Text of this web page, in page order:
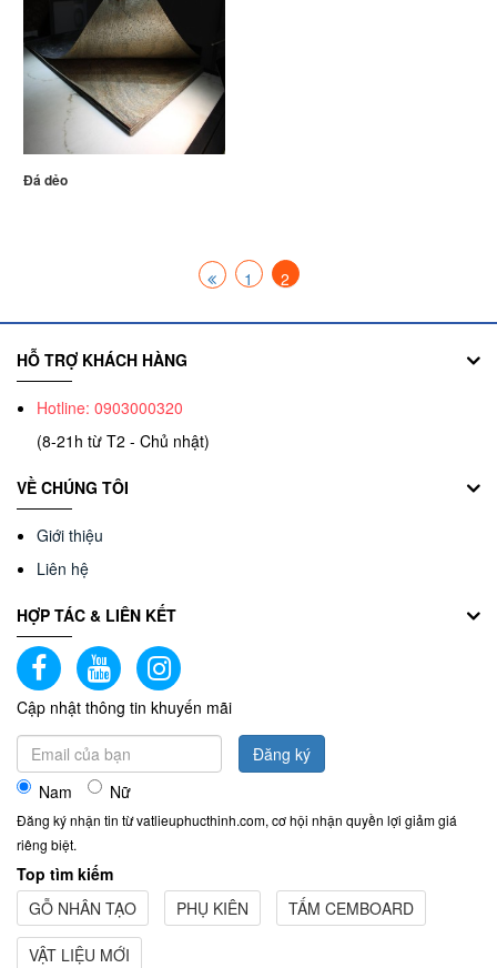
Đá dẻo
1 2
HỖ TRỢ KHÁCH HÀNG
Hotline: 0903000320
(8-21h từ T2 - Chủ nhật)
VỀ CHÚNG TÔI
Giới thiệu
Liên hệ
HỢP TÁC & LIÊN KẾT
Cập nhật thông tin khuyến mãi
Nam Nữ
Đăng ký
Đăng ký nhận tin từ vatlieuphucthinh.com, cơ hội nhận quyền lợi giảm giá
riêng biệt.
Top tìm kiếm
GỖ NHÂN TẠO
PHỤ KIÊN TẤM CEMBOARD
VẬT LIỆU MỚI